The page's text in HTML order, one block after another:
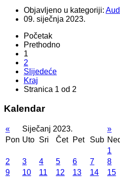
Objavljeno u kategoriji:
09. siječnja 2023.
Početak
Prethodno
1
2
Slijedeće
Kraj
Stranica 1 od 2
Kalendar
« Siječanj 2023.
»
Pon Uto Sri Čet Pet Sub
1
2
3 4 5 6 7
8
9
10 11 12 13 14
15